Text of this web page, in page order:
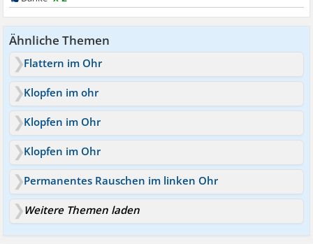
Ähnliche Themen
Flattern im Ohr
Klopfen im ohr
Klopfen im Ohr
Klopfen im Ohr
Permanentes Rauschen im linken Ohr
Weitere Themen laden